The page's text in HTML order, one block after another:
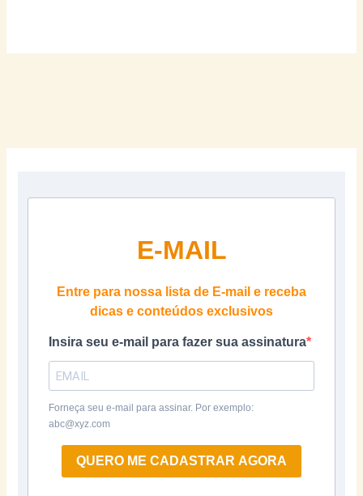
E-MAIL
Entre para nossa lista de E-mail e receba
dicas e conteúdos exclusivos
Insira seu e-mail para fazer sua assinatura
Forneça seu e-mail para assinar. Por exemplo:
abc@xyz.com
QUERO ME CADASTRAR AGORA